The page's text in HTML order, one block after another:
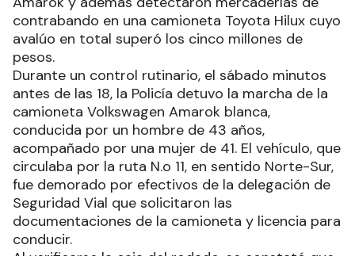
contrabando en una camioneta Toyota Hilux cuyo
avalúo en total superó los cinco millones de
pesos.
Durante un control rutinario, el sábado minutos
antes de las 18, la Policía detuvo la marcha de la
camioneta Volkswagen Amarok blanca,
conducida por un hombre de 43 años,
acompañado por una mujer de 41. El vehículo, que
circulaba por la ruta N.o 11, en sentido Norte-Sur,
fue demorado por efectivos de la delegación de
Seguridad Vial que solicitaron las
documentaciones de la camioneta y licencia para
conducir.